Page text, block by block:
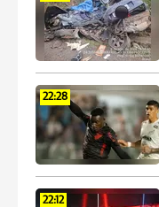
22:28
22:12